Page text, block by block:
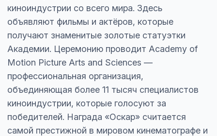
киноиндустрии со всего мира. Здесь
объявляют фильмы и актёров, которые
получают знаменитые золотые статуэтки
Академии. Церемонию проводит Academy of
Motion Picture Arts and Sciences —
профессиональная организация,
объединяющая более 11 тысяч специалистов
киноиндустрии, которые голосуют за
победителей. Награда «Оскар» считается
самой престижной в мировом кинематографе и